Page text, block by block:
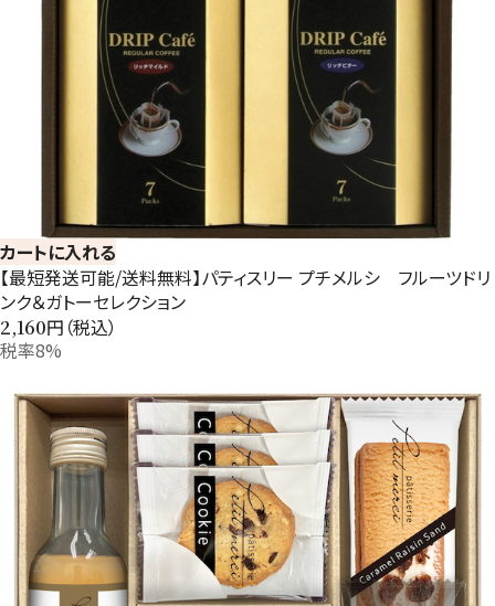
カートに入れる
【最短発送可能/送料無料】パティスリー プチメルシ フルーツドリ
ンク＆ガトーセレクション
2,160円（税込）
税率8%